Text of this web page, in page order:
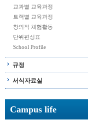
교과별 교육과정
트랙별 교육과정
창의적 체험활동
단위편성표
School Profile
규정
서식자료실
Campus life